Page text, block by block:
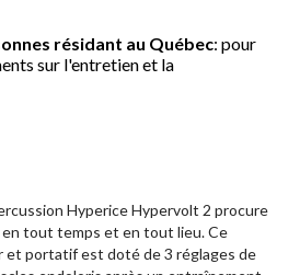
résidant au Québec: pour
sur l'entretien et la
Hyperice Hypervolt 2 procure
tout temps et en tout lieu. Ce
et portatif est doté de 3 réglages de